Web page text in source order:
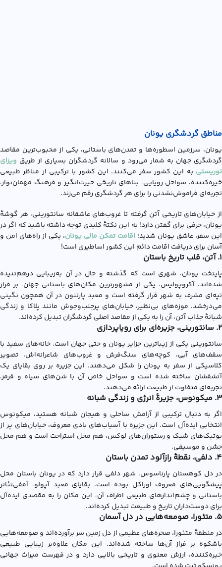
مناطق گردشگری یونان
یونان، سرزمین اسطوره‌ها و تمدن‌های باستانی، یکی از محبوب‌ترین مقاصد
گردشگری جهان به شمار می‌رود و سالانه گردشگران بسیاری از طریق ویزای
توریستی به این کشور سفر می‌کنند. این کشور با ترکیبی از مناظر طبیعی
خیره‌کننده، سواحل رویایی، بناهای تاریخی حیرت‌انگیز و فرهنگ مهمان‌نواز،
تجربه‌ای فراموش‌نشدنی را برای هر گردشگری رقم می‌زند.
از خیابان‌های تاریخی آتن گرفته تا غروب‌های عاشقانه سانتورینی، هر گوشۀ
یونان، حرفی برای گفتن دارد! به این نکتۀ کلیدی توجه داشته باشید که اگر در
این سفر، عاشق یونان شدید؛ اقامت تمکن مالی یونان، یکی از راه‌های امن و
آسان برای دریافت اقامت دائم این کشور اساطیری است!
1. آتن، قلب تاریخ باستان
پایتخت یونان، شهری است که گذشته‌ و حال در آن به‌زیبایی درهم‌تنیده
شده‌اند. آکروپولیس، یکی از مشهورترین مکان‌های باستانی جهان، بر فراز
تپه‌ای مشرف به شهر قرار گرفته است و معبد پارتنون در آن همچون نگینی
می‌درخشد. موزه‌های بی‌نظیر، خیابان‌های پرجنب‌وجوش مانند پلاکا و زندگی
شبانۀ جذاب آتن، آن را به یکی از مقاصد اصلی گردشگران تبدیل کرده‌اند.
2. سانتورینی، جزیره‌ای برای رویاپردازی
سانتورینی یکی از زیباترین جزایر یونان و حتی جهان است. خانه‌های سفید با
سقف‌های آبی، کوچه‌های سنگ‌فرش و غروب‌های شاعرانه‌اش، تصویر
کلاسیکی از سفر به یونان را شکل می‌دهند. این جزیره بر روی بقایای یک
آتشفشان ساخته شده است و سواحل خاص آن با شن‌های سیاه و قرمز،
تجربه‌ای متفاوت از طبیعت ارائه می‌دهند.
3. میکونوس، جزیرۀ انرژی و زندگی شبانه
اگر به دنبال ترکیبی از آرامش ساحلی و هیجان شبانه هستید، میکونوس
انتخابی ایده‌آل است. این جزیره با آسیاب‌های بادی معروف، خیابان‌های پر از
بوتیک‌های شیک و رستوران‌های لوکس، هم محل استراحت است و هم محل
جشن و موسیقی.
4. دلفی، نقطۀ رازآلود تمدن باستان
در دل کوهستان پارناسوس، شهر دلفی قرار دارد که در یونان باستان محل
پیشگویی‌های معروف اوراکل بوده است. بقایای معبد آپولو، آمفی‌تئاتر
باستانی و چشم‌اندازهای طبیعی اطراف آن، این مکان را به مقصدی ایده‌آل
برای دوست‌داران تاریخ و طبیعت تبدیل کرده‌اند.
5. متئورا، صومعه‌هایی در دل آسمان
در منطقۀ متئورا، صخره‌های عظیمی از دل زمین سر برآورده‌اند و صومعه‌هایی
باشکوه بر فراز آن‌ها ساخته شده‌اند. این مکان علاوه‌بر زیبایی طبیعی
خیره‌کننده، ارزش معنوی و تاریخی بالایی دارد و در فهرست میراث جهانی